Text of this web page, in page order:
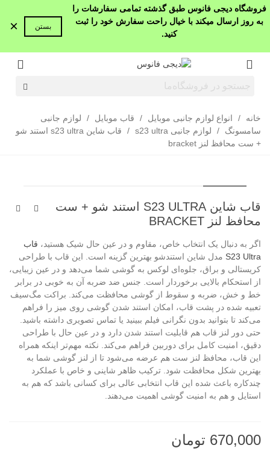
فروشگاه دیجی فانوس طبق گذشته تمامی سفارشات را
به روز ارسال میکند با خیال راحت سفارش خود را ثبت
کنید.
بستن ×
خانه / انواع لوازم جانبی موبایل / قاب موبایل /
لوازم جانبی
سامسونگ
/ لوازم جانبی s23 ultra /
قاب شاین s23 ultra استند شو
+ ست محافظ لنز bracket
قاب شاین S23 ULTRA استند شو + ست
محافظ لنز BRACKET
اگر به دنبال یک انتخاب خاص، مقاوم و در عین حال شیک هستید، قاب
S23 Ultra مدل شاین استندشو بهترین گزینه است. این قاب با طراحی
کریستالی و براق، جلوه‌ای لوکس به گوشی شما می‌دهد و در عین زیبایی،
از استحکام بالایی برخوردار است. جنس ضد ضربه آن به خوبی در برابر
خط و خش، ضربه و سقوط از گوشی محافظت می‌کند. براکت مگ‌سیف
تعبیه شده در پشت قاب، امکان استند شدن گوشی روی میز را فراهم
می‌کند تا بتوانید بدون نگرانی فیلم ببینید یا تماس تصویری داشته باشید.
حتی دور لنز قاب هم قابلیت استند شدن دارد و در عین حال با طراحی
دقیق، امنیت کامل برای دوربین فراهم می‌کند. نکته مهم‌تر اینکه همراه
این قاب، محافظ لنز ست هم عرضه می‌شود تا از لنز گوشی شما به
بهترین شکل محافظت شود. ترکیب ظاهر شاینی و خاص با عملکرد
چندکاره باعث شده این قاب انتخابی عالی برای کسانی باشد که هم به
استایل و هم به امنیت گوشی اهمیت می‌دهند.
670,000 تومان